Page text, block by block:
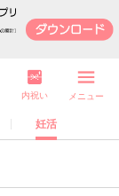
妊活
内祝い メニュー